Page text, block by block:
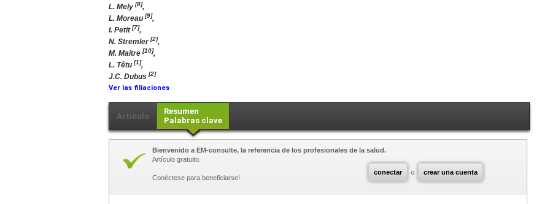
L. Mely [8],
L. Moreau [9],
I. Petit[7],
N. Stremler[2],
M. Maitre [10],
L. Têtu [1],
J.C. Dubus [2]
Ver las filiaciones
Artículo
Resumen
Palabras clave
conectar o crear una cuenta
Bienvenido a EM-consulte, la referencia de los profesionales de la salud.
Artículo gratuito.
Conéctese para beneficiarse!